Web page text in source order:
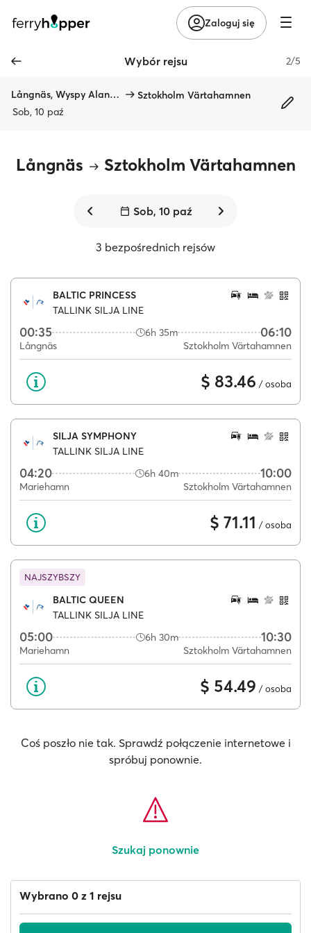
Zaloguj się
Wybór rejsu 2/5
Långnäs, Wyspy Alandzkie
Sztokholm Värtahamnen
Sob, 10 paź
Långnäs Sztokholm Värtahamnen
Sob, 10 paź
3 bezpośrednich rejsów
BALTIC PRINCESS
TALLINK SILJA LINE
00:35 6h 35m 06:10
Långnäs Sztokholm Värtahamnen
$ 83.46 / osoba
SILJA SYMPHONY
TALLINK SILJA LINE
04:20 6h 40m 10:00
Mariehamn Sztokholm Värtahamnen
$ 71.11 / osoba
NAJSZYBSZY
BALTIC QUEEN
TALLINK SILJA LINE
05:00 6h 30m 10:30
Mariehamn Sztokholm Värtahamnen
$ 54.49 / osoba
Coś poszło nie tak. Sprawdź połączenie internetowe i
spróbuj ponownie.
Szukaj ponownie
Wybrano 0 z 1 rejsu